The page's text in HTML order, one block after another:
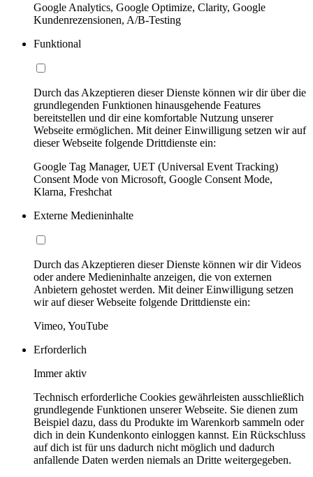
Google Analytics, Google Optimize, Clarity, Google
Kundenrezensionen, A/B-Testing
Funktional
Durch das Akzeptieren dieser Dienste können wir dir über die
grundlegenden Funktionen hinausgehende Features
bereitstellen und dir eine komfortable Nutzung unserer
Webseite ermöglichen. Mit deiner Einwilligung setzen wir auf
dieser Webseite folgende Drittdienste ein:
Google Tag Manager, UET (Universal Event Tracking)
Consent Mode von Microsoft, Google Consent Mode,
Klarna, Freshchat
Externe Medieninhalte
Durch das Akzeptieren dieser Dienste können wir dir Videos
oder andere Medieninhalte anzeigen, die von externen
Anbietern gehostet werden. Mit deiner Einwilligung setzen
wir auf dieser Webseite folgende Drittdienste ein:
Vimeo, YouTube
Erforderlich
Immer aktiv
Technisch erforderliche Cookies gewährleisten ausschließlich
grundlegende Funktionen unserer Webseite. Sie dienen zum
Beispiel dazu, dass du Produkte im Warenkorb sammeln oder
dich in dein Kundenkonto einloggen kannst. Ein Rückschluss
auf dich ist für uns dadurch nicht möglich und dadurch
anfallende Daten werden niemals an Dritte weitergegeben.